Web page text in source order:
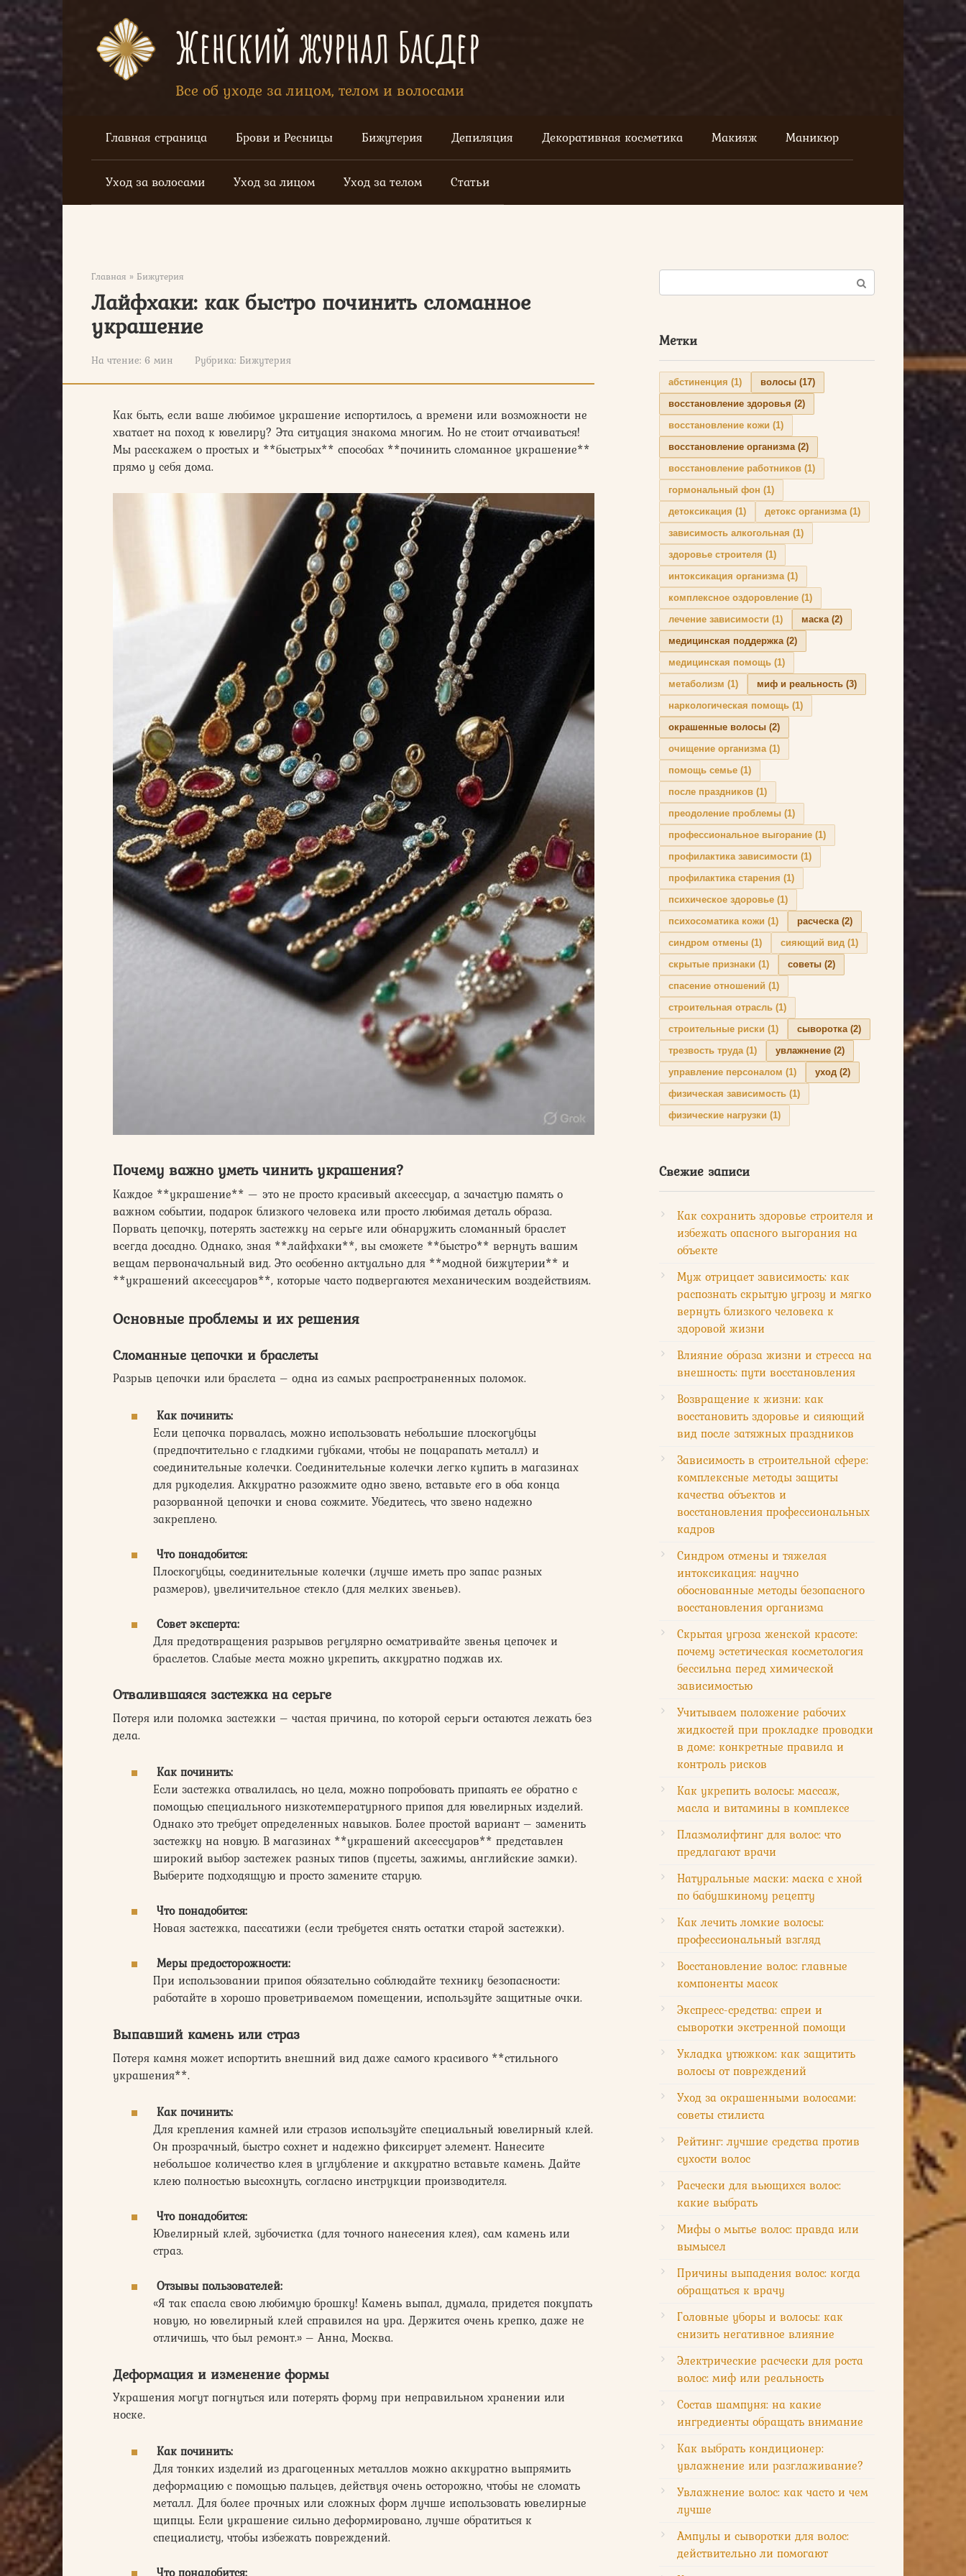
Перейти
к
контенту
Женский журнал Басдер
Все об уходе за лицом, телом и волосами
Главная страница Брови и Ресницы Бижутерия Депиляция Декоративная косметика Макияж Маникюр
Уход за волосами Уход за лицом Уход за телом Статьи
Главная » Бижутерия
Лайфхаки: как быстро починить сломанное
украшение
На чтение: 6 мин Рубрика: Бижутерия
Как быть, если ваше любимое украшение испортилось, а времени или возможности не
хватает на поход к ювелиру? Эта ситуация знакома многим. Но не стоит отчаиваться!
Мы расскажем о простых и **быстрых** способах **починить сломанное украшение**
прямо у себя дома.
Почему важно уметь чинить украшения?
Каждое **украшение** — это не просто красивый аксессуар, а зачастую память о
важном событии, подарок близкого человека или просто любимая деталь образа.
Порвать цепочку, потерять застежку на серьге или обнаружить сломанный браслет
всегда досадно. Однако, зная **лайфхаки**, вы сможете **быстро** вернуть вашим
вещам первоначальный вид. Это особенно актуально для **модной бижутерии** и
**украшений аксессуаров**, которые часто подвергаются механическим воздействиям.
Основные проблемы и их решения
Сломанные цепочки и браслеты
Разрыв цепочки или браслета – одна из самых распространенных поломок.
Как починить:
Если цепочка порвалась, можно использовать небольшие плоскогубцы
(предпочтительно с гладкими губками, чтобы не поцарапать металл) и
соединительные колечки. Соединительные колечки легко купить в магазинах
для рукоделия. Аккуратно разожмите одно звено, вставьте его в оба конца
разорванной цепочки и снова сожмите. Убедитесь, что звено надежно
закреплено.
Что понадобится:
Плоскогубцы, соединительные колечки (лучше иметь про запас разных
размеров), увеличительное стекло (для мелких звеньев).
Совет эксперта:
Для предотвращения разрывов регулярно осматривайте звенья цепочек и
браслетов. Слабые места можно укрепить, аккуратно поджав их.
Отвалившаяся застежка на серьге
Потеря или поломка застежки – частая причина, по которой серьги остаются лежать без
дела.
Как починить:
Если застежка отвалилась, но цела, можно попробовать припаять ее обратно с
помощью специального низкотемпературного припоя для ювелирных изделий.
Однако это требует определенных навыков. Более простой вариант – заменить
застежку на новую. В магазинах **украшений аксессуаров** представлен
широкий выбор застежек разных типов (пусеты, зажимы, английские замки).
Выберите подходящую и просто замените старую.
Что понадобится:
Новая застежка, пассатижи (если требуется снять остатки старой застежки).
Меры предосторожности:
При использовании припоя обязательно соблюдайте технику безопасности:
работайте в хорошо проветриваемом помещении, используйте защитные очки.
Выпавший камень или страз
Потеря камня может испортить внешний вид даже самого красивого **стильного
украшения**.
Как починить:
Для крепления камней или стразов используйте специальный ювелирный клей.
Он прозрачный, быстро сохнет и надежно фиксирует элемент. Нанесите
небольшое количество клея в углубление и аккуратно вставьте камень. Дайте
клею полностью высохнуть, согласно инструкции производителя.
Что понадобится:
Ювелирный клей, зубочистка (для точного нанесения клея), сам камень или
страз.
Отзывы пользователей:
«Я так спасла свою любимую брошку! Камень выпал, думала, придется покупать
новую, но ювелирный клей справился на ура. Держится очень крепко, даже не
отличишь, что был ремонт.» – Анна, Москва.
Деформация и изменение формы
Украшения могут погнуться или потерять форму при неправильном хранении или
носке.
Как починить:
Для тонких изделий из драгоценных металлов можно аккуратно выпрямить
деформацию с помощью пальцев, действуя очень осторожно, чтобы не сломать
металл. Для более прочных или сложных форм лучше использовать ювелирные
щипцы. Если украшение сильно деформировано, лучше обратиться к
специалисту, чтобы избежать повреждений.
Поиск:
Метки
абстиненция (1) волосы (17)
восстановление здоровья (2)
восстановление кожи (1)
восстановление организма(2)
восстановление работников (1)
гормональный фон (1)
детоксикация (1) детокс организма(1)
зависимость алкогольная (1)
здоровье строителя (1)
интоксикация организма(1)
комплексное оздоровление (1)
лечение зависимости (1) маска(2)
медицинская поддержка(2)
медицинская помощь (1)
метаболизм (1) миф и реальность (3)
наркологическая помощь (1)
окрашенные волосы (2)
очищение организма(1)
помощь семье (1)
после праздников (1)
преодоление проблемы (1)
профессиональное выгорание (1)
профилактика зависимости (1)
профилактика старения (1)
психическое здоровье (1)
психосоматика кожи (1) расческа(2)
синдром отмены (1) сияющий вид (1)
скрытые признаки (1) советы (2)
спасение отношений (1)
строительная отрасль (1)
строительные риски (1) сыворотка(2)
трезвость труда(1) увлажнение (2)
управление персоналом (1) уход (2)
физическая зависимость (1)
физические нагрузки (1)
Свежие записи
Как сохранить здоровье строителя и
избежать опасного выгорания на
объекте
Муж отрицает зависимость: как
распознать скрытую угрозу и мягко
вернуть близкого человека к
здоровой жизни
Влияние образа жизни и стресса на
внешность: пути восстановления
Возвращение к жизни: как
восстановить здоровье и сияющий
вид после затяжных праздников
Зависимость в строительной сфере:
комплексные методы защиты
качества объектов и
восстановления профессиональных
кадров
Синдром отмены и тяжелая
интоксикация: научно
обоснованные методы безопасного
восстановления организма
Скрытая угроза женской красоте:
почему эстетическая косметология
бессильна перед химической
зависимостью
Учитываем положение рабочих
жидкостей при прокладке проводки
в доме: конкретные правила и
контроль рисков
Как укрепить волосы: массаж,
масла и витамины в комплексе
Плазмолифтинг для волос: что
предлагают врачи
Натуральные маски: маска с хной
по бабушкиному рецепту
Как лечить ломкие волосы:
профессиональный взгляд
Восстановление волос: главные
компоненты масок
Экспресс-средства: спреи и
сыворотки экстренной помощи
Укладка утюжком: как защитить
волосы от повреждений
Уход за окрашенными волосами:
советы стилиста
Рейтинг: лучшие средства против
сухости волос
Расчески для вьющихся волос:
какие выбрать
Мифы о мытье волос: правда или
вымысел
Причины выпадения волос: когда
обращаться к врачу
Головные уборы и волосы: как
снизить негативное влияние
Электрические расчески для роста
волос: миф или реальность
Состав шампуня: на какие
ингредиенты обращать внимание
Как выбрать кондиционер:
увлажнение или разглаживание?
Увлажнение волос: как часто и чем
лучше
Ампулы и сыворотки для волос:
действительно ли помогают